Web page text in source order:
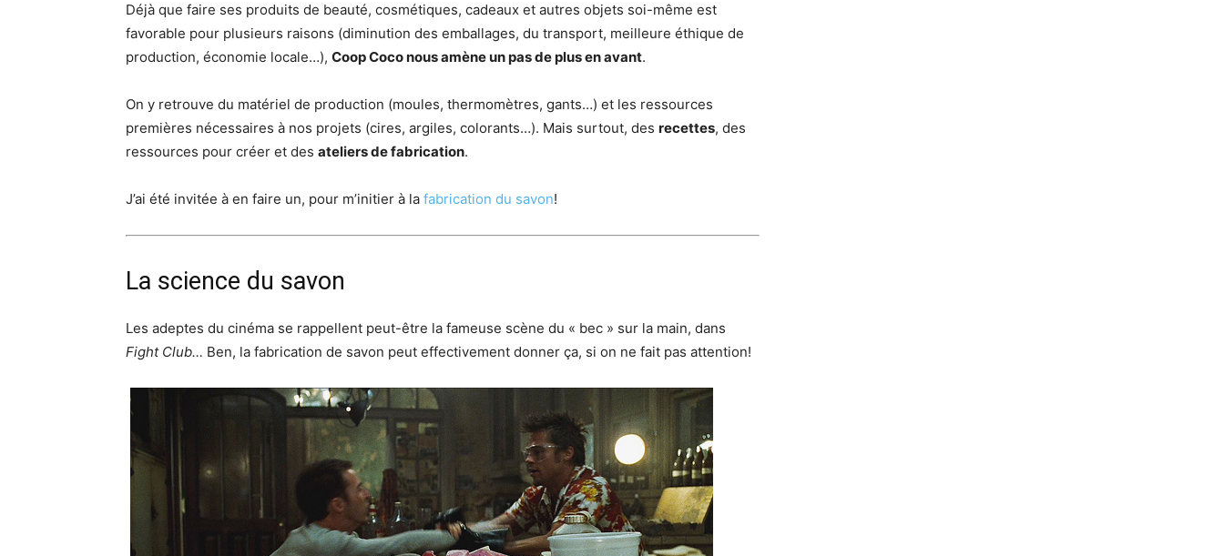
Déjà que faire ses produits de beauté, cosmétiques, cadeaux et autres objets soi-même est
favorable pour plusieurs raisons (diminution des emballages, du transport, meilleure éthique de
production, économie locale…), Coop Coco nous amène un pas de plus en avant.
On y retrouve du matériel de production (moules, thermomètres, gants…) et les ressources
premières nécessaires à nos projets (cires, argiles, colorants…). Mais surtout, des recettes, des
ressources pour créer et des ateliers de fabrication.
J’ai été invitée à en faire un, pour m’initier à la fabrication du savon!
La science du savon
Les adeptes du cinéma se rappellent peut-être la fameuse scène du « bec » sur la main, dans
Fight Club… Ben, la fabrication de savon peut effectivement donner ça, si on ne fait pas attention!